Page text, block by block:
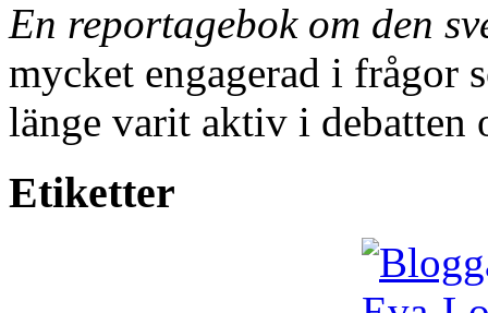
En reportagebok om den
mycket engagerad i frågor
länge varit aktiv i debatten
Etiketter